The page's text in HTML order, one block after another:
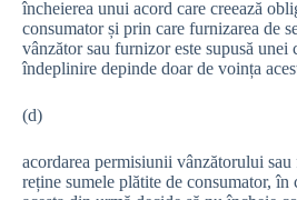
încheierea unui acord care creează
consumator și prin care furnizarea de
vânzător sau furnizor este supusă unei
îndeplinire depinde doar de voința
(d)
acordarea permisiunii vânzătorului
reține sumele plătite de consumator, în